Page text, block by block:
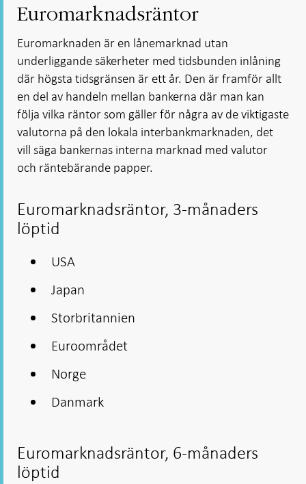
Euromarknadsräntor
Euromarknaden är en lånemarknad utan
underliggande säkerheter med tidsbunden inlåning
där högsta tidsgränsen är ett år. Den är framför allt
en del av handeln mellan bankerna där man kan
följa vilka räntor som gäller för några av de viktigaste
valutorna på den lokala interbankmarknaden, det
vill säga bankernas interna marknad med valutor
och räntebärande papper.
Euromarknadsräntor, 3-månaders
löptid
USA
Japan
Storbritannien
Euroområdet
Norge
Danmark
Euromarknadsräntor, 6-månaders
löptid